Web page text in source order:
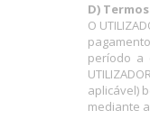
D)
O
período a
aplicável)
mediante